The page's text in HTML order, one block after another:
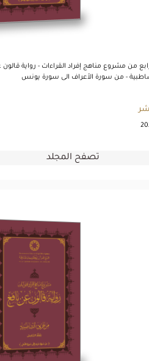
من مشروع مناهج إفراد القراءات - رواية
- من سورة الأعراف الى سورة يونس
تصفح المجلد
رواية قالون عن
من طريق
المجلد
تصفح المجلد